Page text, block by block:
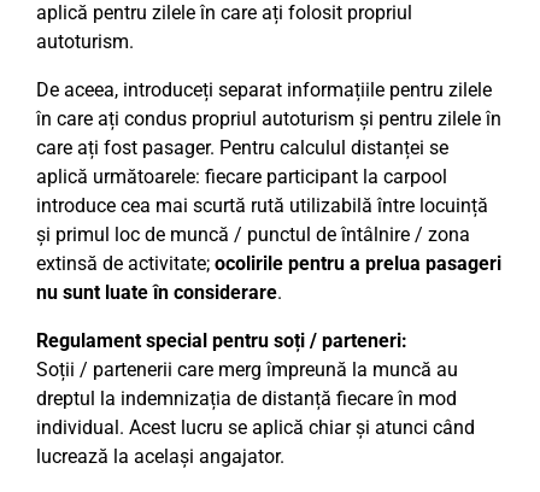
aplică pentru zilele în care ați folosit propriul
autoturism.
De aceea, introduceți separat informațiile pentru zilele
în care ați condus propriul autoturism și pentru zilele în
care ați fost pasager. Pentru calculul distanței se
aplică următoarele: fiecare participant la carpool
introduce cea mai scurtă rută utilizabilă între locuință
și primul loc de muncă / punctul de întâlnire / zona
extinsă de activitate; ocolirile pentru a prelua pasageri
nu sunt luate în considerare.
Regulament special pentru soți / parteneri:
Soții / partenerii care merg împreună la muncă au
dreptul la indemnizația de distanță fiecare în mod
individual. Acest lucru se aplică chiar și atunci când
lucrează la același angajator.